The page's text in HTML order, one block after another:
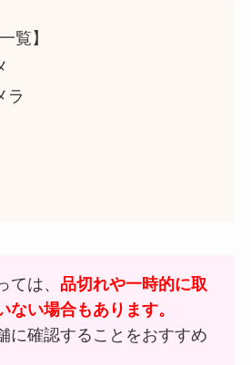
覧】
ラ
ては、 品切れや一時的に取
ない場合もあります。
に確認することをおすすめ